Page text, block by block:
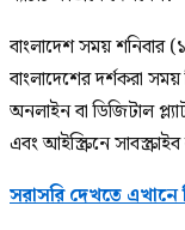
বাংলাদেশ সময় শনিবার
বাংলাদেশের দর্শকরা
অনলাইন বা ডিজিটাল
এবং আইস্ক্রিনে
সরাসরি দেখতে